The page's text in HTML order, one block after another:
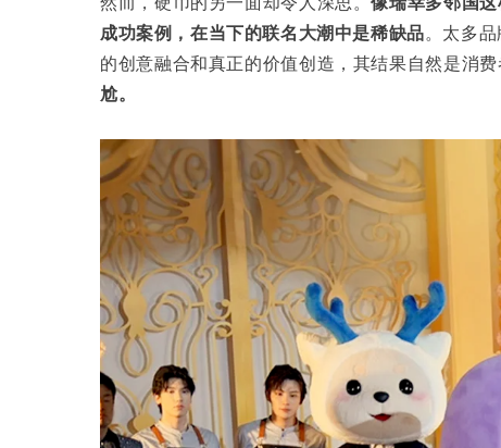
成功案例，在当下的联名大潮中是稀缺品。太多
的创意融合和真正的价值创造，其结果自然是消
尬。